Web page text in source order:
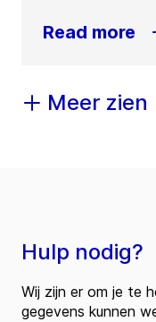
Read more
Meer zien
Hulp nodig?
Wij zijn er om je te
gegevens kunnen